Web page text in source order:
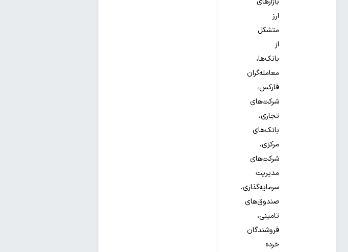
ارز
متشکل
از
بانک‌ها،
معامله‌گران
فارکس،
شرکت‌های
تجاری،
بانک‌های
مرکزی،
شرکت‌های
مدیریت
سرمایه‌گذاری،
صندوق‌های
تامینی،
فروشندگان
خرده